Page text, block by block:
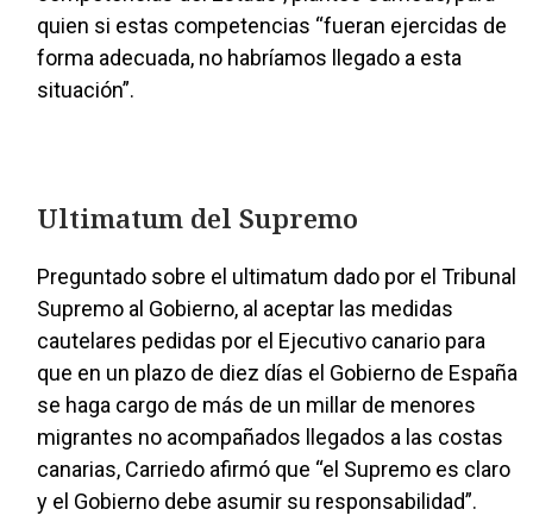
quien si estas competencias “fueran ejercidas de
forma adecuada, no habríamos llegado a esta
situación”.
Ultimatum del Supremo
Preguntado sobre el ultimatum dado por el Tribunal
Supremo al Gobierno, al aceptar las medidas
cautelares pedidas por el Ejecutivo canario para
que en un plazo de diez días el Gobierno de España
se haga cargo de más de un millar de menores
migrantes no acompañados llegados a las costas
canarias, Carriedo afirmó que “el Supremo es claro
y el Gobierno debe asumir su responsabilidad”.